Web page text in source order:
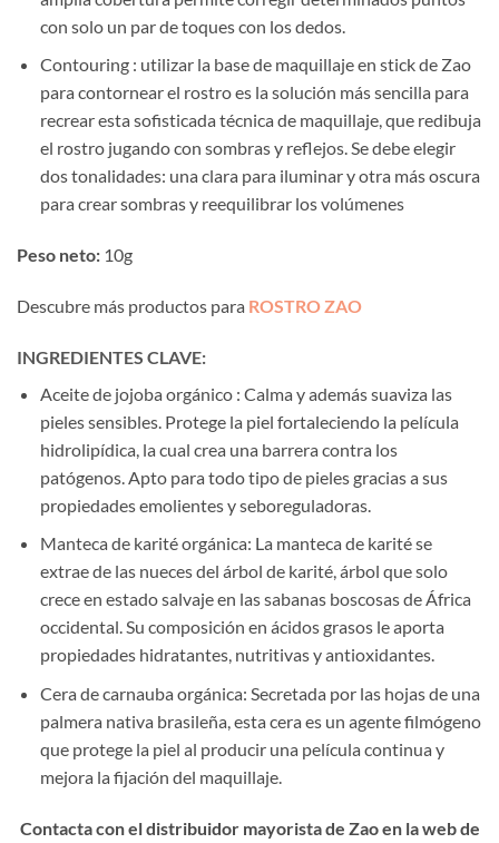
con solo un par de toques con los dedos.
Contouring : utilizar la base de maquillaje en stick de Zao
para contornear el rostro es la solución más sencilla para
recrear esta sofisticada técnica de maquillaje, que redibuja
el rostro jugando con sombras y reflejos. Se debe elegir
dos tonalidades: una clara para iluminar y otra más oscura
para crear sombras y reequilibrar los volúmenes
Peso neto: 10g
Descubre más productos para ROSTRO ZAO
INGREDIENTES CLAVE:
Aceite de jojoba orgánico : Calma y además suaviza las
pieles sensibles. Protege la piel fortaleciendo la película
hidrolipídica, la cual crea una barrera contra los
patógenos. Apto para todo tipo de pieles gracias a sus
propiedades emolientes y seboreguladoras.
Manteca de karité orgánica: La manteca de karité se
extrae de las nueces del árbol de karité, árbol que solo
crece en estado salvaje en las sabanas boscosas de África
occidental. Su composición en ácidos grasos le aporta
propiedades hidratantes, nutritivas y antioxidantes.
Cera de carnauba orgánica: Secretada por las hojas de una
palmera nativa brasileña, esta cera es un agente filmógeno
que protege la piel al producir una película continua y
mejora la fijación del maquillaje.
Contacta con el distribuidor mayorista de Zao en la web de